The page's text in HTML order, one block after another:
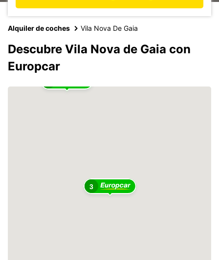
Alquiler de coches Vila Nova De Gaia
Descubre Vila Nova de Gaia con
Europcar
3